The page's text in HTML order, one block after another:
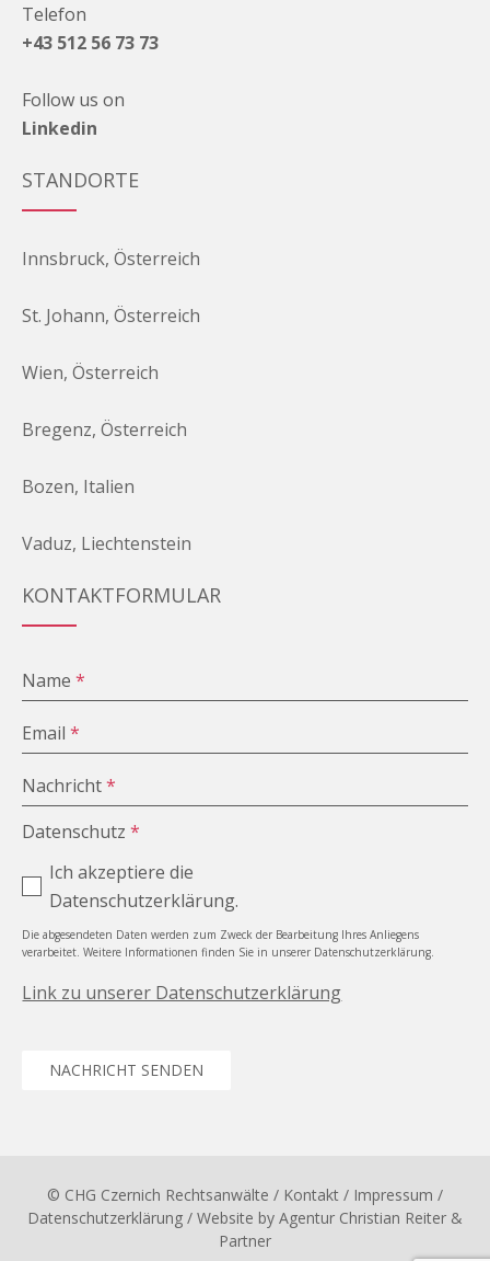
Telefon
+43 512 56 73 73
Follow us on
Linkedin
STANDORTE
Innsbruck, Österreich
St. Johann, Österreich
Wien, Österreich
Bregenz, Österreich
Bozen, Italien
Vaduz, Liechtenstein
KONTAKTFORMULAR
Name*
Email*
Nachricht*
Datenschutz*
Ich akzeptiere die
Datenschutzerklärung.
Die abgesendeten Daten werden zum Zweck der Bearbeitung Ihres Anliegens
verarbeitet. Weitere Informationen finden Sie in unserer Datenschutzerklärung.
Link zu unserer Datenschutzerklärung
NACHRICHT SENDEN
© CHG Czernich Rechtsanwälte / Kontakt / Impressum /
Datenschutzerklärung / Website by Agentur Christian Reiter &
Partner